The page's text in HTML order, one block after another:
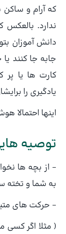
که آرام و ساکن
ندارد.
دانش آموزان
جابه جا کنند
کارت ها یا پر
یادگیری را
اینها احتمالا
توصیه
– از بچه ها
به شما و تخته
– حرکت های
( مثلا اگر